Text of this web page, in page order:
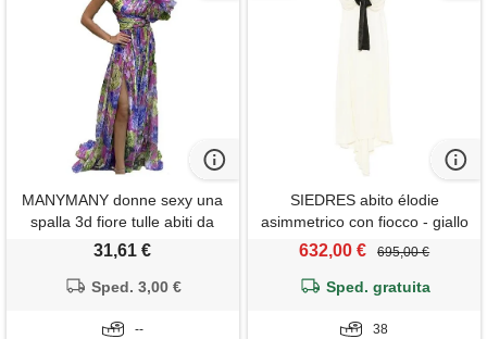
MANYMANY donne sexy una
spalla 3d fiore tulle abiti da
prom spaccato abito da sera
ballo per donna
31,61 €
Sped. 3,00 €
--
SIEDRES abito élodie
asimmetrico con fiocco - giallo
632,00 € 695,00 €
Sped. gratuita
38